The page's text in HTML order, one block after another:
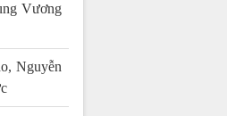
Vương
Nguyễn